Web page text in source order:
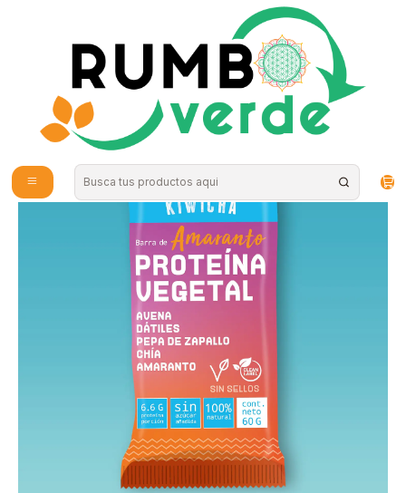
Envío gratis por compras sobre los 59.990 en la provincia de Santiago
Snacks Saludables
Barra Proteina Vegetal Amaranto 60g Kiwicha